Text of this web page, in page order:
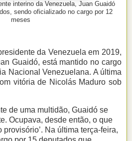
interino da Venezuela, Juan Guaidó
sendo oficializado no cargo por 12
meses
da Venezuela em 2019,
Guaidó, está mantido no cargo
Nacional Venezuelana. A última
vitória de Nicolás Maduro sob
de uma multidão, Guaidó se
Ocupava, desde então, o que
provisório’. Na última terça-feira,